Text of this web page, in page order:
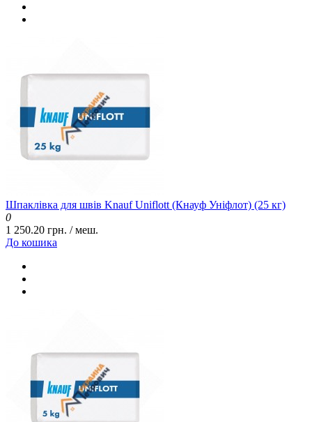
Шпаклівка для швів Knauf Uniflott (Кнауф Уніфлот) (25 кг)
0
1 250.20 грн. / меш.
До кошика